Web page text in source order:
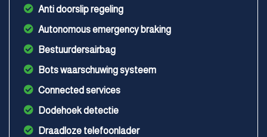
Anti doorslip regeling
Autonomous emergency braking
Bestuurdersairbag
Bots waarschuwing systeem
Connected services
Dodehoek detectie
Draadloze telefoonlader